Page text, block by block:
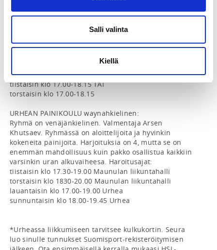
Salli valinta
Kiellä
torstaisin klo 17:15-18:30
tiistaisin klo 17.00-18.15 JA
MÄKELÄNRINTEEN PAINIKOULU B 1 x viikossa
tiistaisin klo 17.00-18.15 TAI
torstaisin klo 17.00-18.15
URHEAN PAINIKOULU waynahkielinen:
Ryhmä on venäjänkielinen. Valmentaja Arsen
Khutsaev. Ryhmässä on aloittelijoita ja hyvinkin
kokeneita painijoita. Harjoituksia on 4, mutta se on
enemmän mahdollisuus kuin pakko osallistua kaikkiin
varsinkin uran alkuvaiheesa. Haroitusajat:
tiistaisin klo 17.30-19.00 Maunulan liikuntahalli
torstaisin klo 1830-20.00 Maunulan liikuntahalli
lauantaisin klo 17.00-19.00 Urhea
sunnuntaisin klo 18.00-19.45 Urhea
*Urheassa liikkumiseen tarvitsee kulkukortin. Seura
luo sinulle tunnukset Suomisport-rekisteröitymisen